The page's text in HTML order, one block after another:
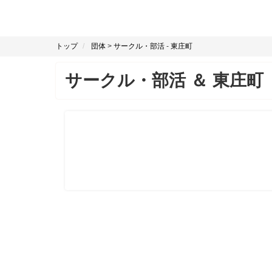
トップ 団体 > サークル・部活 - 東庄町
サークル・部活＆ 東庄町